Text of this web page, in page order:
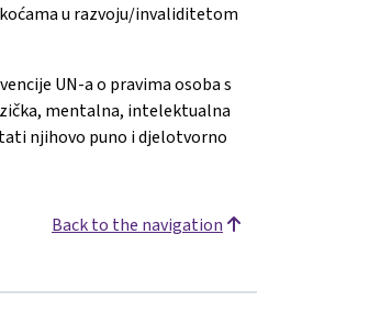
u razvoju/invaliditetom
UN-a o pravima osoba s
mentalna, intelektualna
njihovo puno i djelotvorno
Back to the navigation